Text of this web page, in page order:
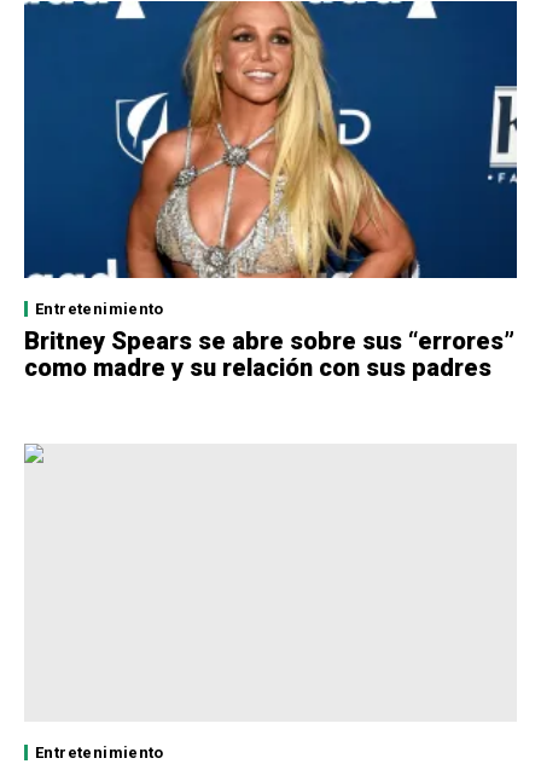
Entretenimiento
Britney Spears se abre sobre sus “errores”
como madre y su relación con sus padres
Entretenimiento